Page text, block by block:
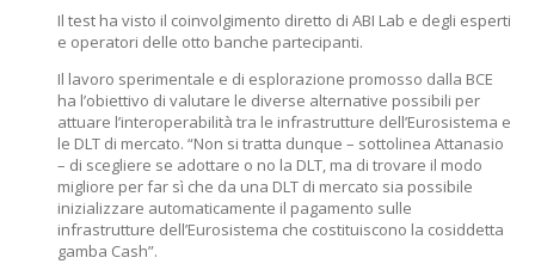
Il test ha visto il coinvolgimento diretto di ABI Lab e degli esperti
e operatori delle otto banche partecipanti.
Il lavoro sperimentale e di esplorazione promosso dalla BCE
ha l’obiettivo di valutare le diverse alternative possibili per
attuare l’interoperabilità tra le infrastrutture dell’Eurosistema e
le DLT di mercato. “Non si tratta dunque – sottolinea Attanasio
– di scegliere se adottare o no la DLT, ma di trovare il modo
migliore per far sì che da una DLT di mercato sia possibile
inizializzare automaticamente il pagamento sulle
infrastrutture dell’Eurosistema che costituiscono la cosiddetta
gamba Cash”.